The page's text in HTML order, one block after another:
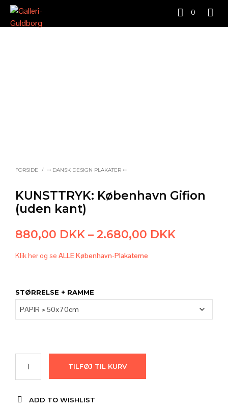
0
FORSIDE / ⤍ DANSK DESIGN PLAKATER ⤌
KUNSTTRYK: København Gifion
(uden kant)
880,00 DKK – 2.680,00 DKK
Klik her og se ALLE København-Plakaterne
STØRRELSE + RAMME
TILFØJ TIL KURV
ADD TO WISHLIST